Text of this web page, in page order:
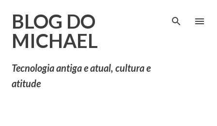
BLOG DO
MICHAEL
Tecnologia antiga e atual, cultura e
atitude